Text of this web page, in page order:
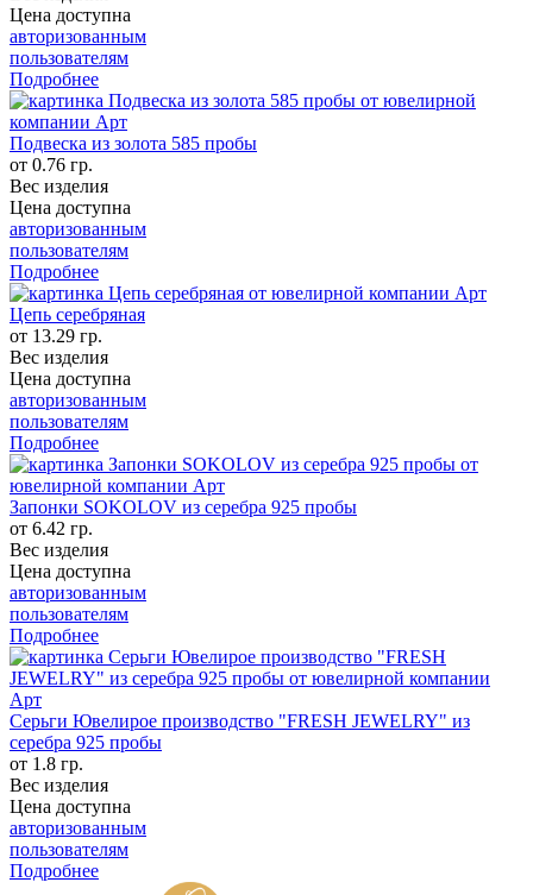
Цена доступна
авторизованным
пользователям
Подробнее
Подвеска из золота 585 пробы
от 0.76 гр.
Вес изделия
Цена доступна
авторизованным
пользователям
Подробнее
Цепь серебряная
от 13.29 гр.
Вес изделия
Цена доступна
авторизованным
пользователям
Подробнее
Запонки SOKOLOV из серебра 925 пробы
от 6.42 гр.
Вес изделия
Цена доступна
авторизованным
пользователям
Подробнее
Серьги Ювелирое производство "FRESH JEWELRY" из
серебра 925 пробы
от 1.8 гр.
Вес изделия
Цена доступна
авторизованным
пользователям
Подробнее